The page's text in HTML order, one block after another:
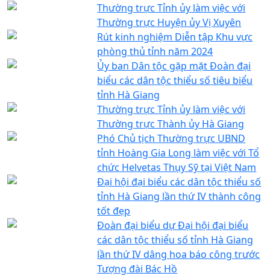
Thường trực Tỉnh ủy làm việc với
Thường trực Huyện ủy Vị Xuyên
Rút kinh nghiệm Diễn tập Khu vực
phòng thủ tỉnh năm 2024
Ủy ban Dân tộc gặp mặt Đoàn đại
biểu các dân tộc thiểu số tiêu biểu
tỉnh Hà Giang
Thường trực Tỉnh ủy làm việc với
Thường trực Thành ủy Hà Giang
Phó Chủ tịch Thường trực UBND
tỉnh Hoàng Gia Long làm việc với Tổ
chức Helvetas Thụy Sỹ tại Việt Nam
Đại hội đại biểu các dân tộc thiểu số
tỉnh Hà Giang lần thứ IV thành công
tốt đẹp
Đoàn đại biểu dự Đại hội đại biểu
các dân tộc thiểu số tỉnh Hà Giang
lần thứ IV dâng hoa báo công trước
Tượng đài Bác Hồ